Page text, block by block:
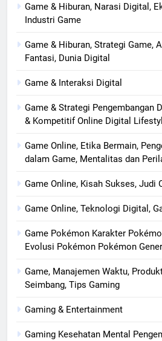
Game & Hiburan, Narasi Digital,
Industri Game
Game & Hiburan, Strategi Game,
Fantasi, Dunia Digital
Game & Interaksi Digital
Game & Strategi Pengembangan
& Kompetitif Online Digital
Game Online, Etika Bermain,
dalam Game, Mentalitas dan
Game Online, Kisah Sukses, Judi
Game Online, Teknologi Digital,
Game Pokémon Karakter
Evolusi Pokémon Pokémon
Game, Manajemen Waktu,
Seimbang, Tips Gaming
Gaming & Entertainment
Gaming Kesehatan Mental